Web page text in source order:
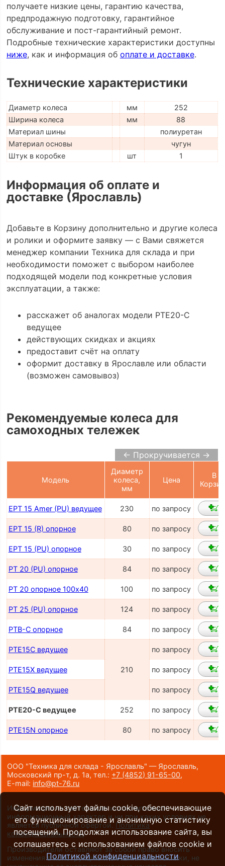
получаете низкие цены, гарантию качества,
предпродажную подготовку, гарантийное
обслуживание и пост-гарантийный ремонт.
Подробные технические характеристики доступны
ниже, как и информация об оплате и доставке.
Технические характеристики
Диаметр колеса мм
252
Ширина колеса
мм
88
Материал шины
полиуретан
Материал основы
чугун
Штук в коробке
шт 1
Информация об оплате и
доставке (Ярославль)
Добавьте в Корзину дополнительно и другие колеса
и ролики и оформите заявку — с Вами свяжется
менеджер компании Техника для склада и при
необходимости поможет с выбором наиболее
подходящей модели под конкретные условия
эксплуатации, а также:
расскажет об аналогах модели PTE20-С
ведущее
действующих скидках и акциях
предоставит счёт на оплату
оформит доставку в Ярославле или области
(возможен самовывоз)
Рекомендуемые колеса для
самоходных тележек
← Прокручивается →
Модель
Диаметр
колеса,
мм
Цена
В
EPT 15 Amer (PU) ведущее 230 по запросу
EPT 15 (R) опорное 80 по запросу
EPT 15 (PU) опорное 30 по запросу
PT 20 (PU) опорное 84 по запросу
PT 20 опорное 100х40 100 по запросу
PT 25 (PU) опорное 124 по запросу
PTB-C опорное 84 по запросу
PTE15C ведущее
210
по запросу
PTE15X ведущее по запросу
PTE15Q ведущее по запросу
PTE20-С ведущее 252 по запросу
PTE15N опорное 80 по запросу
ООО "Техника для склада - Ярославль" — Ярославль,
Московский пр-т, д. 1а,тел.: +7 (4852) 91-65-00,
E-mail: info@pt-76.ru
Информация на сайте носит исключительно
информационный характер и ни при каких условиях не
является публичной офертой. Политика
конфиденциальности.
Производители оставляют за собой право вносить
изменения в конструкцию и внешний вид техники, не
Сайт использует файлы cookie, обеспечивающие
его функционирование и анонимную статистику
посещений. Продолжая использование сайта, вы
соглашаетесь с использованием файлов cookie и
Политикой конфиденциальности